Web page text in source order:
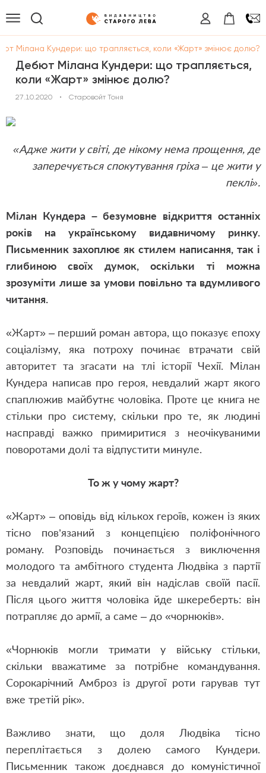
Мілана Кундери: що трапляється, коли «Жарт» змінює долю?
Дебют Мілана Кундери: що трапляється,
коли «Жарт» змінює долю?
27.10.2020 • Старовойт Тоня
«Адже жити у світі, де нікому нема прощення, де
заперечується спокутування гріха – це жити у
пеклі».
Мілан Кундера – безумовне відкриття останніх
років на українському видавничому ринку.
Письменник захоплює як стилем написання, так і
глибиною своїх думок,оскільки ті можна
зрозуміти лише за умови повільно та вдумливого
читання.
«Жарт» – перший роман автора, що показує епоху
соціалізму, яка потроху починає втрачати свій
авторитет та згасати на тлі історії Чехії. Мілан
Кундера написав про героя, невдалий жарт якого
спаплюжив майбутнє чоловіка. Проте це книга не
стільки про систему, скільки про те, як людині
насправді важко примиритися з неочікуваними
поворотами долі та відпустити минуле.
То ж у чому жарт?
«Жарт» – оповідь від кількох героїв, кожен із яких
тісно пов’язаний з концепцією поліфонічного
роману. Розповідь починається з виключення
молодого та амбітного студента Людвіка з партії
за невдалий жарт, який він надіслав своїй пасії.
Після цього життя чоловіка йде шкереберть: він
потрапляє до армії, а саме – до «чорнюків».
«Чорнюків могли тримати у війську стільки,
скільки вважатиме за потрібне командування.
Сорокарічний Амброз із другої роти гарував тут
вже третій рік».
Важливо знати, що доля Людвіка тісно
переплітається з долею самого Кундери.
Письменник також доєднався до комуністичної